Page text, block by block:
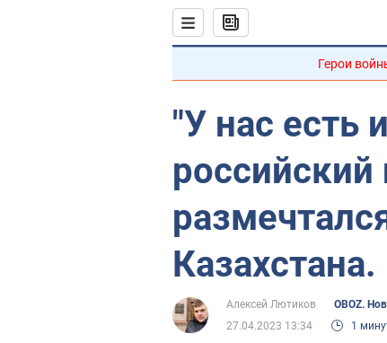
Герои
"У нас есть
российский
Алексей Лютиков
OBOZ.
27.04.2023 13:34
1